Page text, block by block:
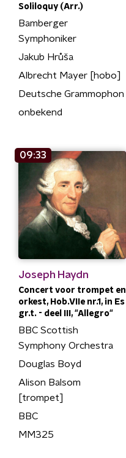
Soliloquy (Arr.)
Bamberger
Symphoniker
Jakub Hrůša
Albrecht Mayer [hobo]
Deutsche Grammophon
onbekend
09:33
Joseph Haydn
Concert voor trompet en
orkest, Hob.VIIe nr.1, in Es
gr.t. - deel III, "Allegro"
BBC Scottish
Symphony Orchestra
Douglas Boyd
Alison Balsom
[trompet]
BBC
MM325